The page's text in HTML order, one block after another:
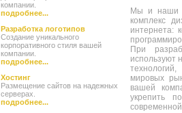
компании.
подробнее...
Разработка логотипов
Создание уникального
корпоративного стиля вашей
компании.
подробнее...
Хостинг
Размещение сайтов на надежных
серверах.
подробнее...
Мы и наши
комплекс
интернета:
При
используют
мировых
вашей
укрепить